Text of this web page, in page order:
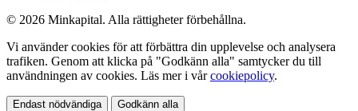
© 2026 Minkapital. Alla rättigheter förbehållna.
Vi använder cookies för att förbättra din upplevelse och analysera
trafiken. Genom att klicka på "Godkänn alla" samtycker du till
användningen av cookies. Läs mer i vårcookiepolicy.
Endast nödvändiga Godkänn alla